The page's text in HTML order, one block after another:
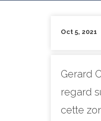
Oct 5, 2021
Gerard
regard
cette